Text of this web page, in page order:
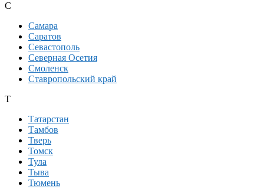
С
Самара
Саратов
Севастополь
Северная Осетия
Смоленск
Ставропольский край
Т
Татарстан
Тамбов
Тверь
Томск
Тула
Тыва
Тюмень